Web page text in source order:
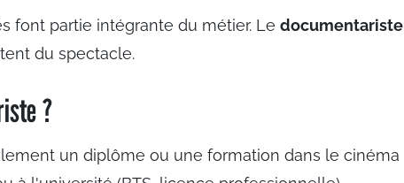
font partie intégrante du métier. Le documentariste
du spectacle.
?
un diplôme ou une formation dans le cinéma